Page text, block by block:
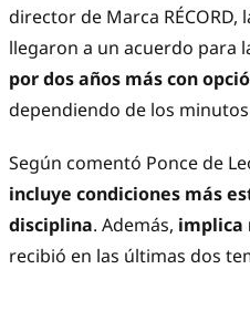
director de Marca RÉCORD,
llegaron a un acuerdo para
por dos años más con
dependiendo de los
Según comentó Ponce de
incluye condiciones más
disciplina. Además, implica
recibió en las últimas dos